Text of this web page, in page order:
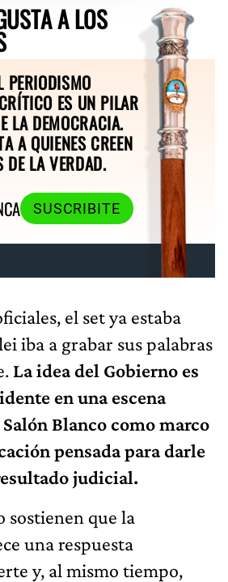
A LOS
PERIODISMO
ES UN PILAR
LA DEMOCRACIA.
A QUIENES CREEN
DE LA VERDAD.
SUSCRIBITE
el set ya estaba
iba a grabar sus palabras
La idea del Gobierno es
en una escena
Blanco como marco
pensada para darle
judicial.
sostienen que la
una respuesta
y, al mismo tiempo,